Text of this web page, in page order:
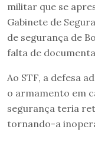
militar que se
Gabinete de
de segurança de
falta de
Ao STF, a defesa
o armamento em
segurança teria
tornando-a